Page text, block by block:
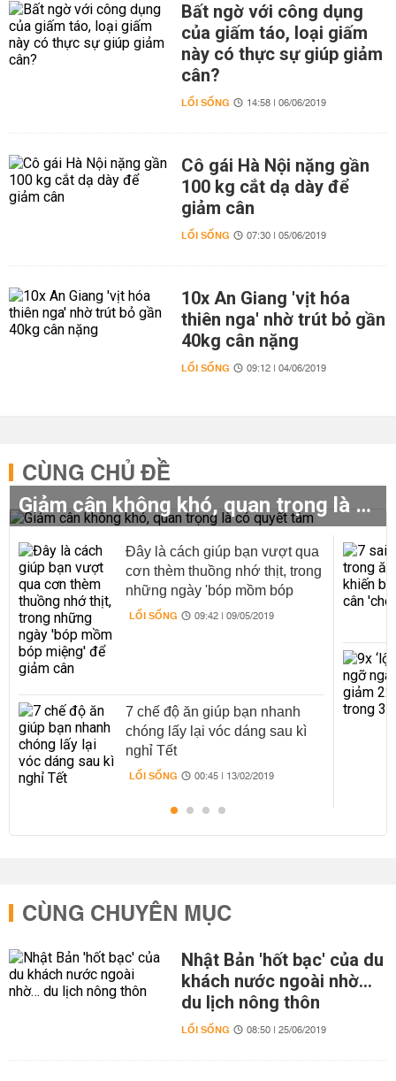
Bất ngờ với công dụng
của giấm táo, loại giấm
này có thực sự giúp giảm
cân?
LỐI SỐNG 14:58 | 06/06/2019
Cô gái Hà Nội nặng gần
100 kg cắt dạ dày để
giảm cân
LỐI SỐNG 07:30 | 05/06/2019
10x An Giang 'vịt hóa
thiên nga' nhờ trút bỏ gần
40kg cân nặng
LỐI SỐNG 09:12 | 04/06/2019
CÙNG CHỦ ĐỀ
Giảm cân không khó, quan trọng là có quyết tâm
Đây là cách giúp bạn vượt qua
cơn thèm thuồng nhớ thịt, trong
những ngày 'bóp mồm bóp
miệng' để giảm cân
LỐI SỐNG 09:42 | 09/05/2019
7 chế độ ăn giúp bạn nhanh
chóng lấy lại vóc dáng sau kì
nghỉ Tết
LỐI SỐNG 00:45 | 13/02/2019
CÙNG CHUYÊN MỤC
Nhật Bản 'hốt bạc' của du
khách nước ngoài nhờ…
du lịch nông thôn
LỐI SỐNG 08:50 | 25/06/2019